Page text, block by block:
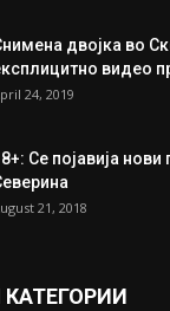
двојка во
видео
24, 2019
Се појавија
21, 2018